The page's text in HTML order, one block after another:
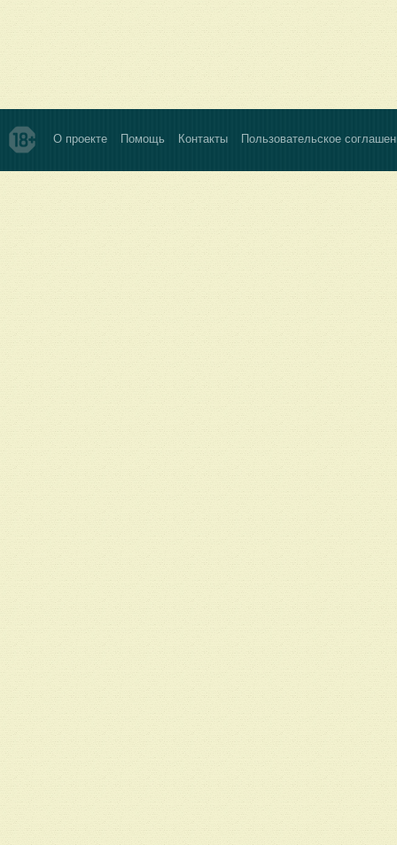
О проекте Помощь Контакты Пользовательское